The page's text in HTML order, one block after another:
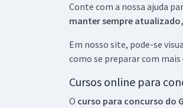
Conte com a nossa ajuda
manter sempre
Em nosso site, pode-se
como se preparar com
Cursos online para
O curso para concurso do